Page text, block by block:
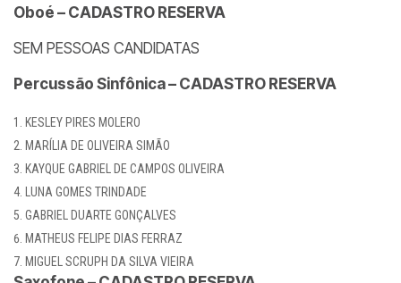
Oboé – CADASTRO RESERVA
SEM PESSOAS CANDIDATAS
Percussão Sinfônica – CADASTRO RESERVA
KESLEY PIRES MOLERO
MARÍLIA DE OLIVEIRA SIMÃO
KAYQUE GABRIEL DE CAMPOS OLIVEIRA
LUNA GOMES TRINDADE
GABRIEL DUARTE GONÇALVES
MATHEUS FELIPE DIAS FERRAZ
MIGUEL SCRUPH DA SILVA VIEIRA